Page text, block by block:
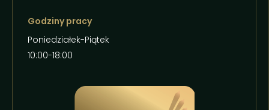
Godziny pracy
Poniedziałek-Piątek
10:00-18:00